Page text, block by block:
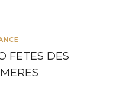
FETES DES